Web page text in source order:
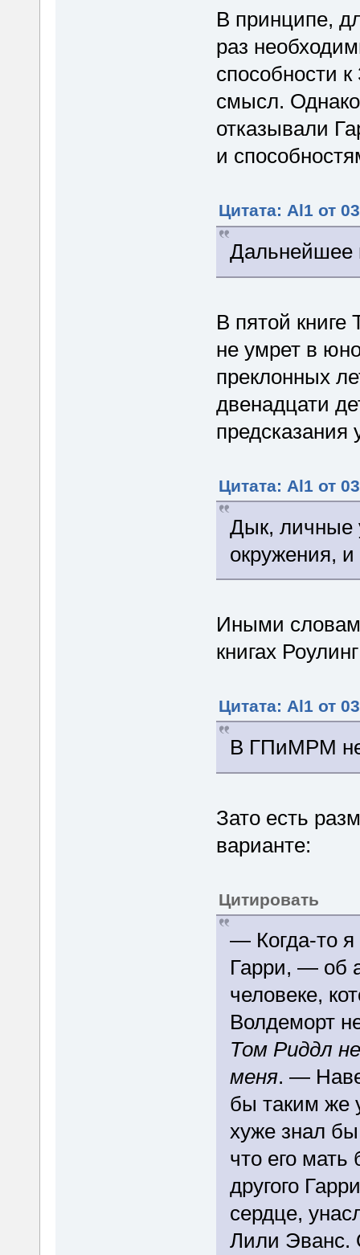
В принципе,
раз
способности
смысл.
отказывали
и
Цитата: Al1 от
Дальнейшее
В пятой книге
не умрет в
преклонных
двенадцати
Цитата: Al1 от
Дык, личные
окружения,
Иными
книгах
Цитата: Al1 от
В ГПиМРМ
Зато есть
варианте:
Цитировать
— Когда-то
Гарри, — об
человеке,
Волдеморт
Том Риддл
меня. —
бы таким же
хуже знал бы
что его
другого
сердце,
Лили Эванс.